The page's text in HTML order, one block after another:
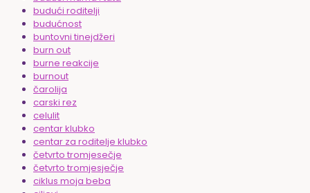
budući roditelji
budućnost
buntovni tinejdžeri
burn out
burne reakcije
burnout
čarolija
carski rez
celulit
centar klubko
centar za roditelje klubko
četvrto tromjesečje
četvrto tromjesječje
ciklus moja beba